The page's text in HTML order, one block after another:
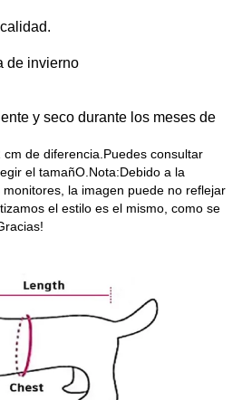
de invierno
y seco durante los meses de
de diferencia.Puedes consultar
el tamañO.Nota:Debido a la
la imagen puede no reflejar
el estilo es el mismo, como se